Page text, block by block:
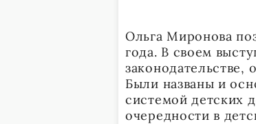
Ольга Миронова
года. В своем
законодательстве,
Были названы и
системой детских
очередности в